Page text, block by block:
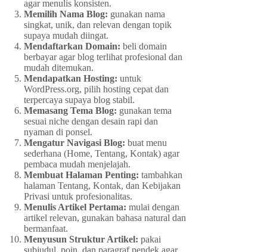
agar menulis konsisten.
Memilih Nama Blog: gunakan nama
singkat, unik, dan relevan dengan topik
supaya mudah diingat.
Mendaftarkan Domain: beli domain
berbayar agar blog terlihat profesional dan
mudah ditemukan.
Mendapatkan Hosting: untuk
WordPress.org, pilih hosting cepat dan
terpercaya supaya blog stabil.
Memasang Tema Blog: gunakan tema
sesuai niche dengan desain rapi dan
nyaman di ponsel.
Mengatur Navigasi Blog: buat menu
sederhana (Home, Tentang, Kontak) agar
pembaca mudah menjelajah.
Membuat Halaman Penting: tambahkan
halaman Tentang, Kontak, dan Kebijakan
Privasi untuk profesionalitas.
Menulis Artikel Pertama: mulai dengan
artikel relevan, gunakan bahasa natural dan
bermanfaat.
Menyusun Struktur Artikel: pakai